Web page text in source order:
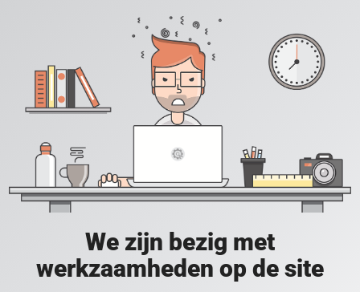
We zijn bezig met
werkzaamheden op de site